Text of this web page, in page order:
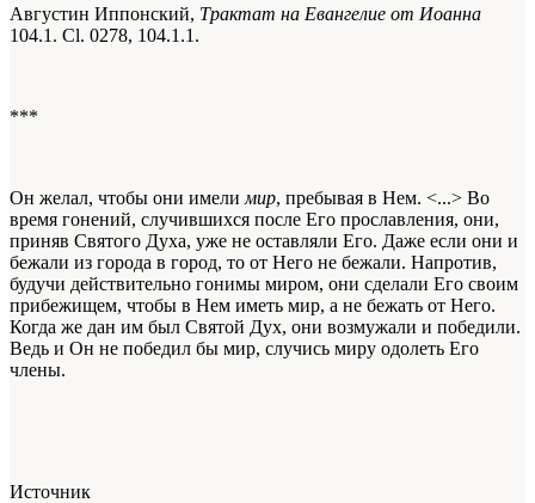
Августин Иппонский, Трактат на Евангелие от Иоанна
104.1. Cl. 0278, 104.1.1.
***
Он желал, чтобы они имели мир, пребывая в Нем. <...> Во
время гонений, случившихся после Его прославления, они,
приняв Святого Духа, уже не оставляли Его. Даже если они и
бежали из города в город, то от Него не бежали. Напротив,
будучи действительно гонимы миром, они сделали Его своим
прибежищем, чтобы в Нем иметь мир, а не бежать от Него.
Когда же дан им был Святой Дух, они возмужали и победили.
Ведь и Он не победил бы мир, случись миру одолеть Его
члены.
Источник